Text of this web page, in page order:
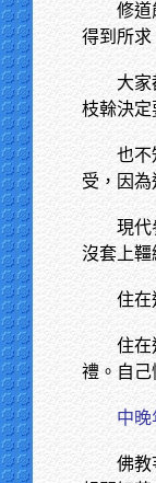
修道
得到所求
大家
枝榦決定
也不
受，因
現代
沒套上韁
住在
住在
禮。自己
中晚
佛教